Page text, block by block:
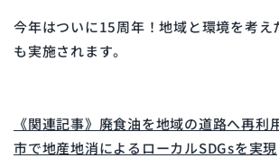
今年はついに15周年！地域と環境を考え
も実施されます。
《関連記事》廃食油を地域の道路へ再利
市で地産地消によるローカルSDGsを実現